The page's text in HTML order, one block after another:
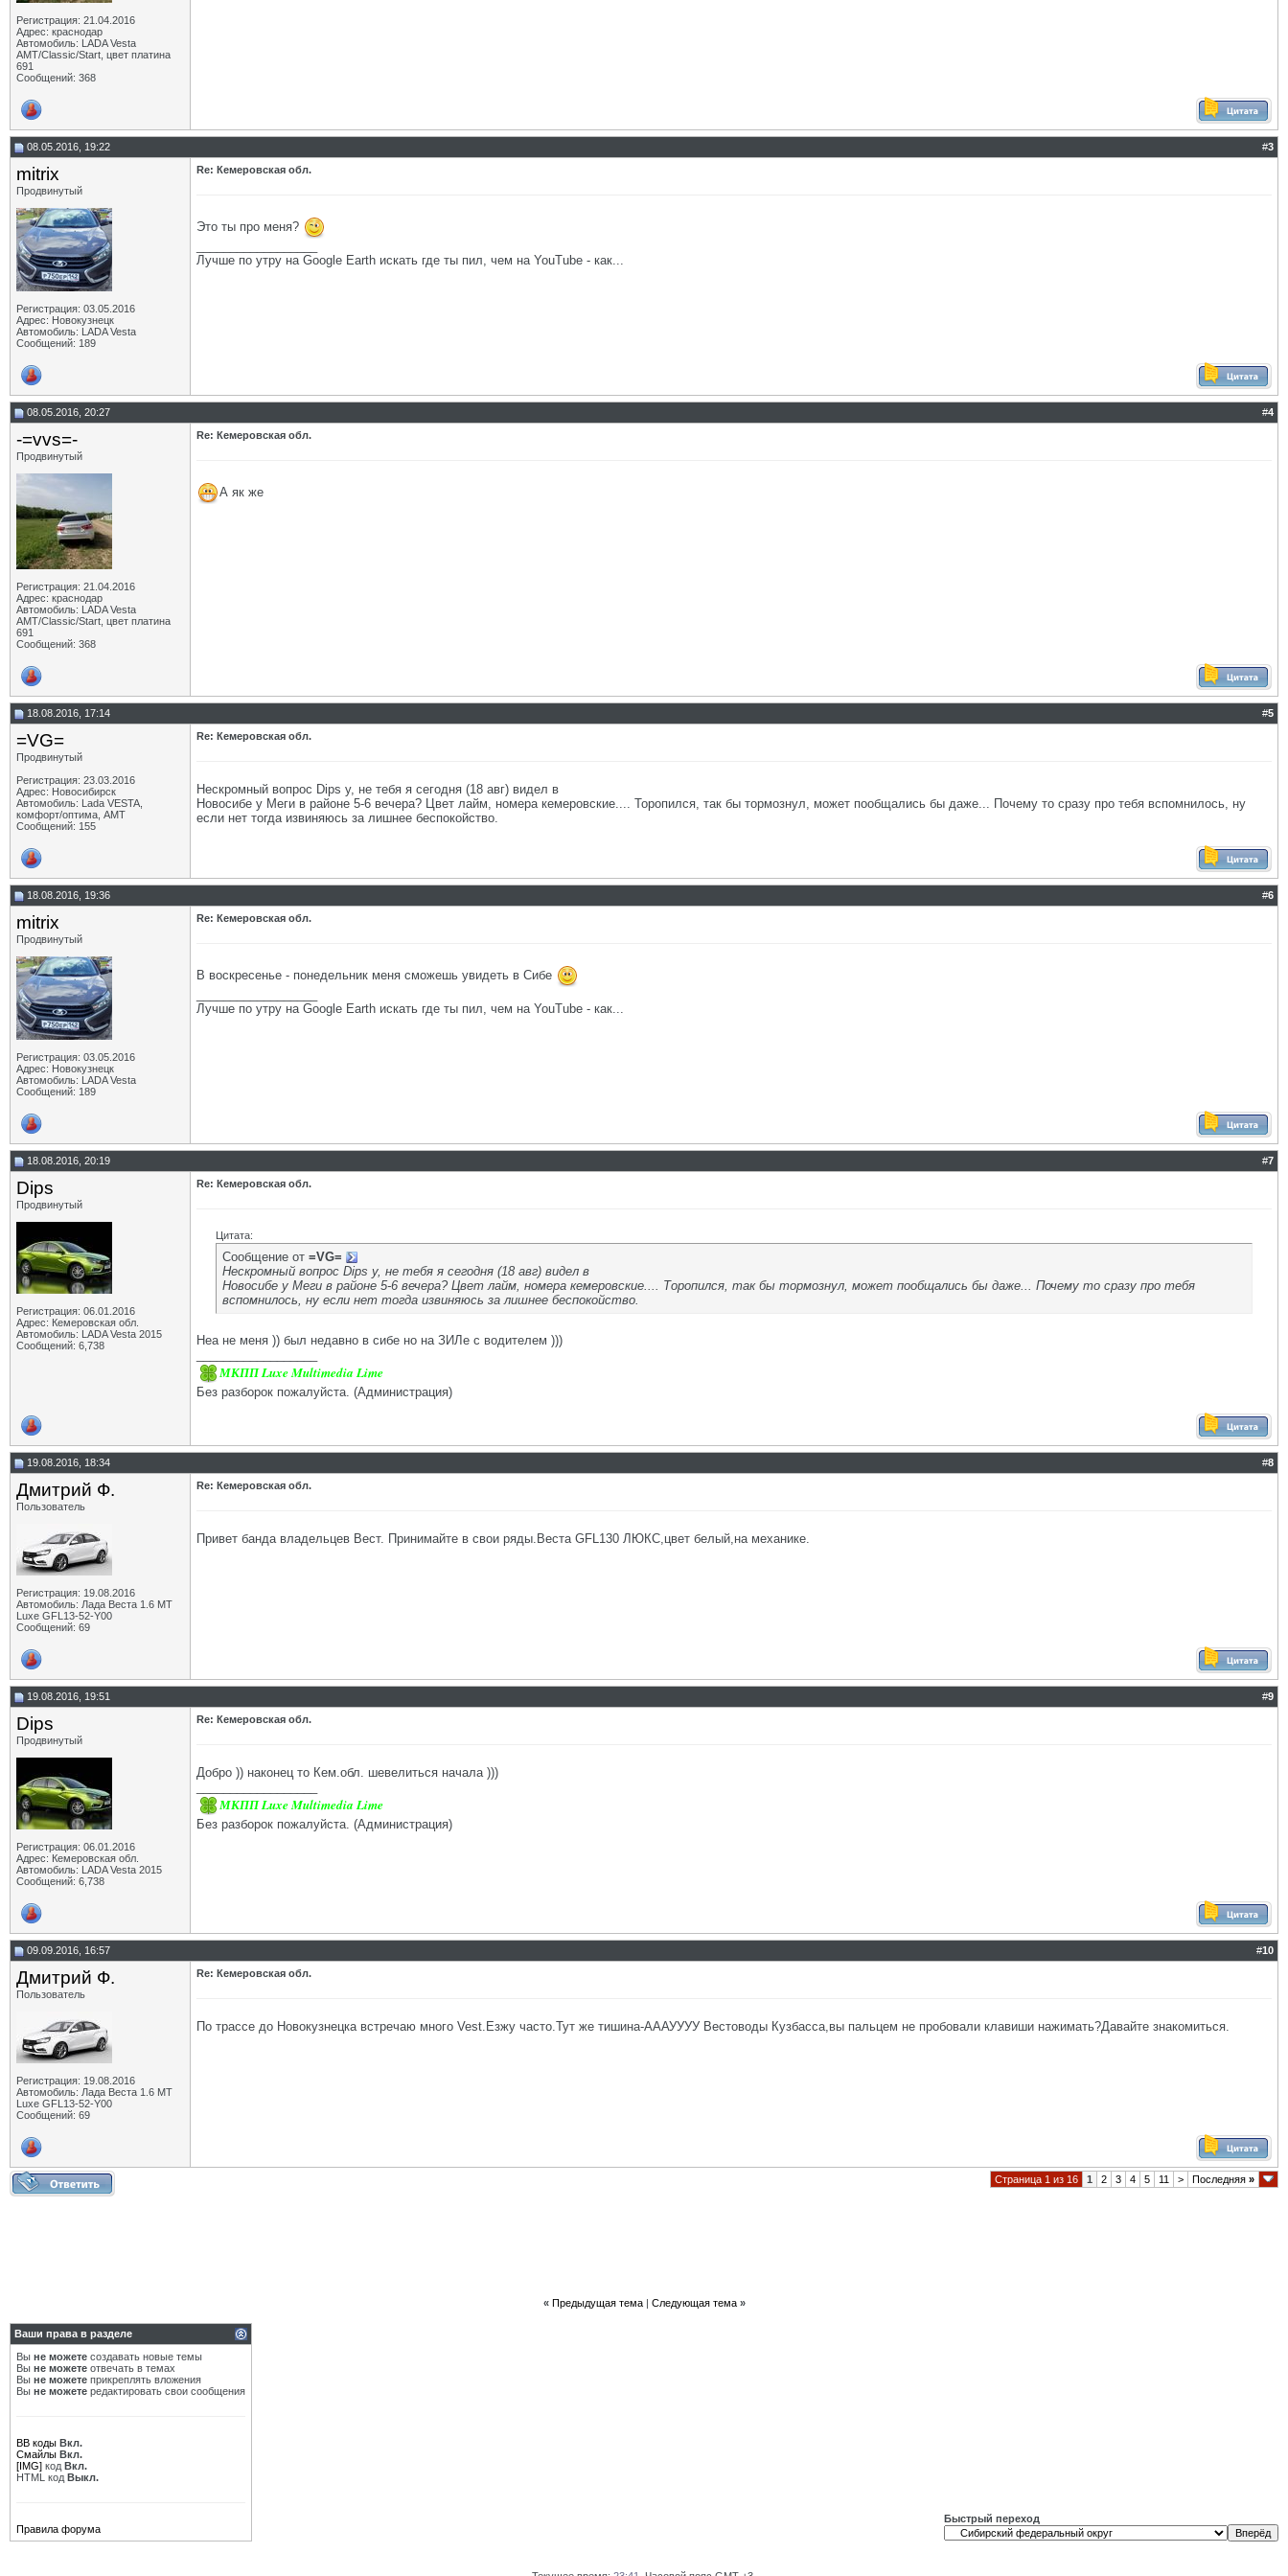
Регистрация: 21.04.2016
Адрес: краснодар
Автомобиль: LADA Vesta
АМТ/Classic/Start, цвет платина
691
Сообщений: 368
08.05.2016, 19:22 #3
mitrix
Продвинутый
Регистрация: 03.05.2016
Адрес: Новокузнецк
Автомобиль: LADA Vesta
Сообщений: 189
Re: Кемеровская обл.
Это ты про меня?
Лучше по утру на Google Earth искать где ты пил, чем на YouTube - как...
08.05.2016, 20:27 #4
-=vvs=-
Продвинутый
Регистрация: 21.04.2016
Адрес: краснодар
Автомобиль: LADA Vesta
АМТ/Classic/Start, цвет платина
691
Сообщений: 368
Re: Кемеровская обл.
А як же
18.08.2016, 17:14 #5
=VG=
Продвинутый
Регистрация: 23.03.2016
Адрес: Новосибирск
Автомобиль: Lada VESTA,
комфорт/оптима, АМТ
Сообщений: 155
Re: Кемеровская обл.
Нескромный вопрос Dips у, не тебя я сегодня (18 авг) видел в
Новосибе у Меги в районе 5-6 вечера? Цвет лайм, номера кемеровские.... Торопился, так бы тормознул, может пообщались бы даже... Почему то сразу про тебя вспомнилось, ну
если нет тогда извиняюсь за лишнее беспокойство.
18.08.2016, 19:36 #6
mitrix
Продвинутый
Регистрация: 03.05.2016
Адрес: Новокузнецк
Автомобиль: LADA Vesta
Сообщений: 189
Re: Кемеровская обл.
В воскресенье - понедельник меня сможешь увидеть в Сибе
Лучше по утру на Google Earth искать где ты пил, чем на YouTube - как...
18.08.2016, 20:19 #7
Dips
Продвинутый
Регистрация: 06.01.2016
Адрес: Кемеровская обл.
Автомобиль: LADA Vesta 2015
Сообщений: 6,738
Re: Кемеровская обл.
Цитата:
Сообщение от =VG=
Нескромный вопрос Dips у, не тебя я сегодня (18 авг) видел в
Новосибе у Меги в районе 5-6 вечера? Цвет лайм, номера кемеровские.... Торопился, так бы тормознул, может пообщались бы даже... Почему то сразу про тебя
вспомнилось, ну если нет тогда извиняюсь за лишнее беспокойство.
Неа не меня )) был недавно в сибе но на ЗИЛе с водителем )))
МКПП Luxe Multimedia Lime
Без разборок пожалуйста. (Администрация)
19.08.2016, 18:34 #8
Дмитрий Ф.
Пользователь
Регистрация: 19.08.2016
Автомобиль: Лада Веста 1.6 MT
Luxe GFL13-52-Y00
Сообщений: 69
Re: Кемеровская обл.
Привет банда владельцев Вест. Принимайте в свои ряды.Веста GFL130 ЛЮКС,цвет белый,на механике.
19.08.2016, 19:51 #9
Dips
Продвинутый
Регистрация: 06.01.2016
Адрес: Кемеровская обл.
Автомобиль: LADA Vesta 2015
Сообщений: 6,738
Re: Кемеровская обл.
Добро )) наконец то Кем.обл. шевелиться начала )))
МКПП Luxe Multimedia Lime
Без разборок пожалуйста. (Администрация)
09.09.2016, 16:57 #10
Дмитрий Ф.
Пользователь
Регистрация: 19.08.2016
Автомобиль: Лада Веста 1.6 MT
Luxe GFL13-52-Y00
Сообщений: 69
Re: Кемеровская обл.
По трассе до Новокузнецка встречаю много Vest.Езжу часто.Тут же тишина-АААУУУУ Вестоводы Кузбасса,вы пальцем не пробовали клавиши нажимать?Давайте знакомиться.
Страница 1 из 16 1 2 3 4 5 11 > Последняя »
« Предыдущая тема| Следующая тема »
Ваши права в разделе
Вы не можете создавать новые темы
Вы не можете отвечать в темах
Вы не можете прикреплять вложения
Вы не можете редактировать свои сообщения
BB коды Вкл.
Смайлы Вкл.
[IMG] код Вкл.
HTML код Выкл.
Правила форума
Быстрый переход